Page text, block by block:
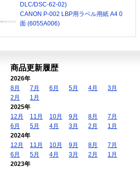
DLC/DSC-62-02)
CANON P-002 LBP用ラベル用紙 A4 0
面 (6055A006)
商品更新履歴
2026年
8月
7月 6月 5月 4月
3月
2月
1月
2025年
12月
11月 10月 9月 8月
7月
6月
5月 4月 3月 2月
1月
2024年
12月
11月 10月 9月 8月
7月
6月
5月 4月 3月 2月
1月
2023年